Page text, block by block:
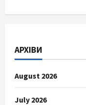
АРХІВИ
August 2026
July 2026